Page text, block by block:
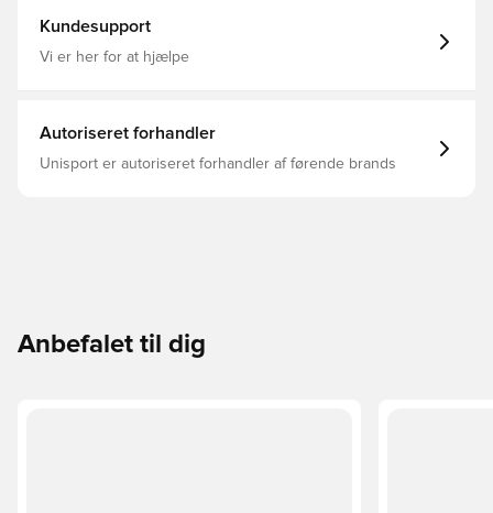
Kundesupport
Vi er her for at hjælpe
Autoriseret forhandler
Unisport er autoriseret forhandler af førende brands
Anbefalet til dig